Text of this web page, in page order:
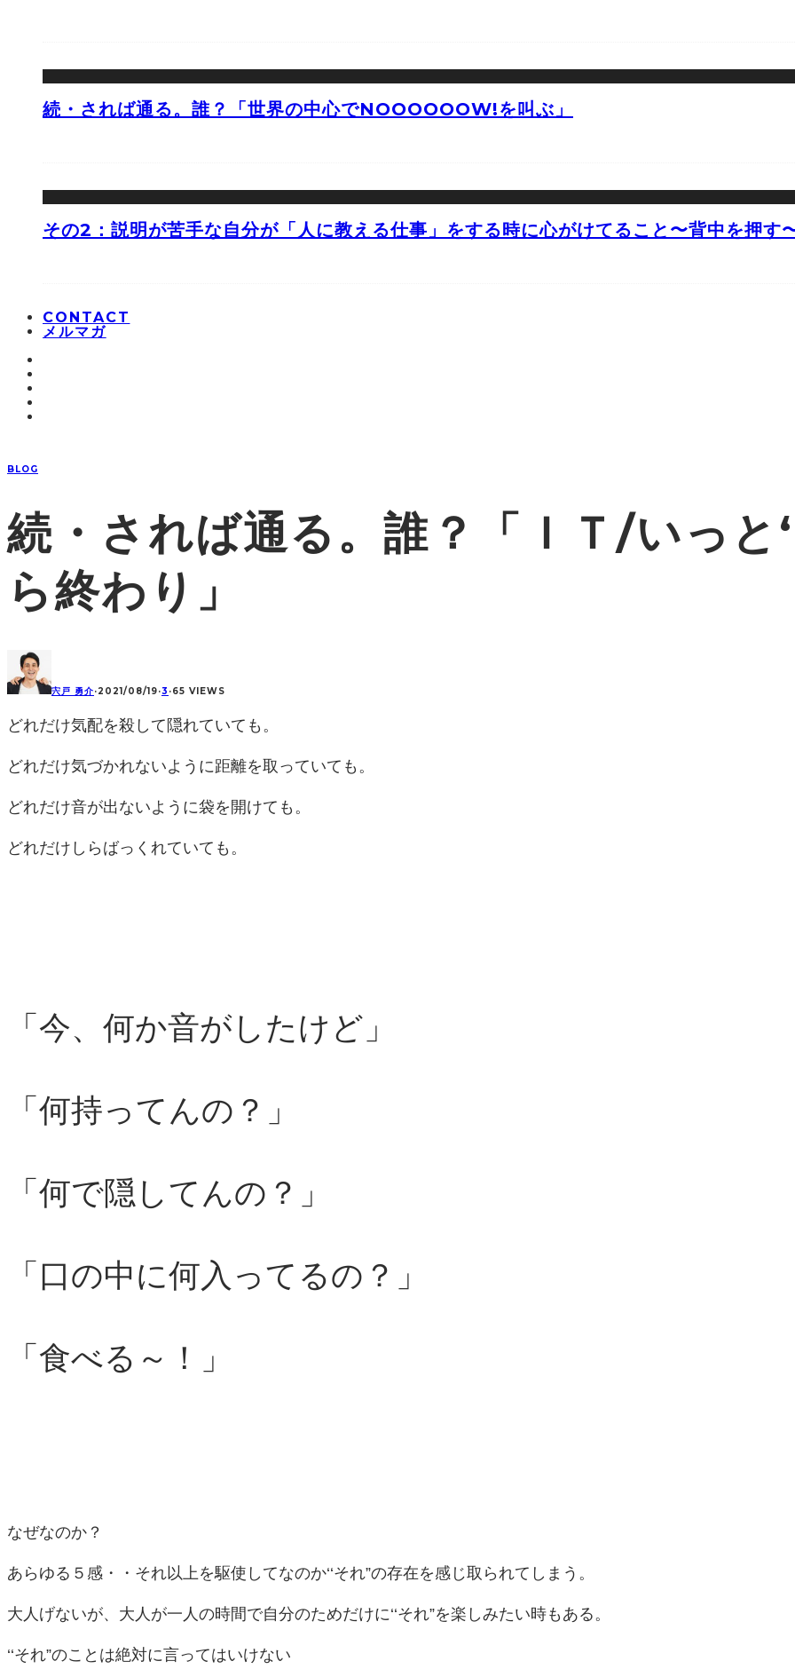
続・されば通る。誰？「世界の中心でNOOOOOOW!を叫ぶ」
その2：説明が苦手な自分が「人に教える仕事」をする時に心がけてること〜背中を押す
CONTACT
メルマガ
BLOG
続・されば通る。誰？「ＩＴ/いっと
ら終わり」
宍戸 勇介·2021/08/19·3 ·65 VIEWS
どれだけ気配を殺して隠れていても。
どれだけ気づかれないように距離を取っていても。
どれだけ音が出ないように袋を開けても。
どれだけしらばっくれていても。
「今、何か音がしたけど」
「何持ってんの？」
「何で隠してんの？」
「口の中に何入ってるの？」
「食べる～！」
なぜなのか？
あらゆる５感・・それ以上を駆使してなのか‘‘それ”の存在を感じ取られてしまう。
大人げないが、大人が一人の時間で自分のためだけに‘‘それ”を楽しみたい時もある。
‘‘それ”のことは絶対に言ってはいけない